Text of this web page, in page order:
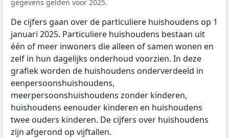
gegevens gelden voor 2025.
De cijfers gaan over de particuliere huishoudens op 1
januari 2025. Particuliere huishoudens bestaan uit
één of meer inwoners die alleen of samen wonen en
zelf in hun dagelijks onderhoud voorzien. In deze
grafiek worden de huishoudens onderverdeeld in
eenpersoonshuishoudens,
meerpersoonshuishoudens zonder kinderen,
huishoudens eenouder kinderen en huishoudens
twee ouders kinderen. De cijfers over huishoudens
zijn afgerond op vijftallen.